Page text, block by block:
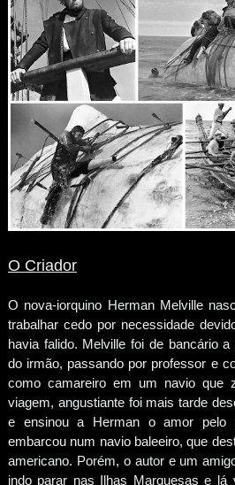
O Criador
O nova-iorquino Herman Melville
trabalhar cedo por necessidade
havia falido. Melville foi de bancário
do irmão, passando por professor e
como camareiro em um navio que
viagem, angustiante foi mais tarde
e ensinou a Herman o amor pelo
embarcou num navio baleeiro, que
americano. Porém, o autor e um
indo parar nas Ilhas Marquesas e lá